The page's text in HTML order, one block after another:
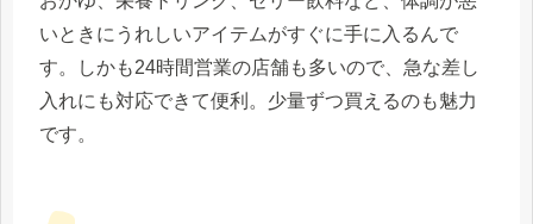
いときにうれしいアイテムがすぐに手に入るんで
す。しかも24時間営業の店舗も多いので、急な差し
入れにも対応できて便利。少量ずつ買えるのも魅力
です。